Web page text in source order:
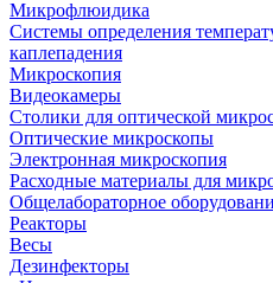
Микрофлюидика
Системы определения
каплепадения
Микроскопия
Видеокамеры
Столики для оптической
Оптические микроскопы
Электронная микроскопия
Расходные материалы для
Общелабораторное
Реакторы
Весы
Дезинфекторы